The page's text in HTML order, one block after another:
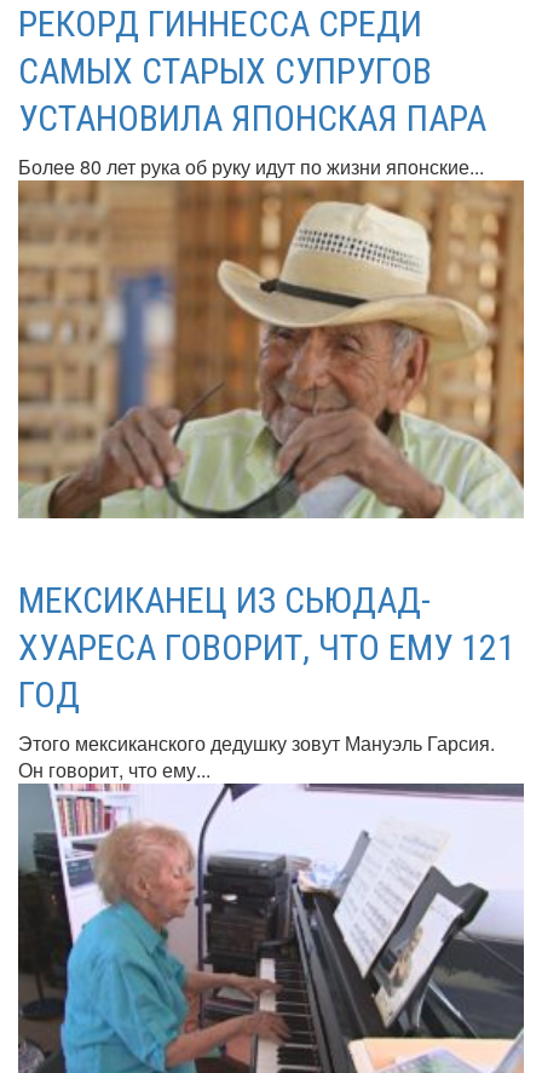
РЕКОРД ГИННЕССА СРЕДИ
САМЫХ СТАРЫХ СУПРУГОВ
УСТАНОВИЛА ЯПОНСКАЯ ПАРА
Более 80 лет рука об руку идут по жизни японские...
МЕКСИКАНЕЦ ИЗ СЬЮДАД-
ХУАРЕСА ГОВОРИТ, ЧТО ЕМУ 121
ГОД
Этого мексиканского дедушку зовут Мануэль Гарсия.
Он говорит, что ему...